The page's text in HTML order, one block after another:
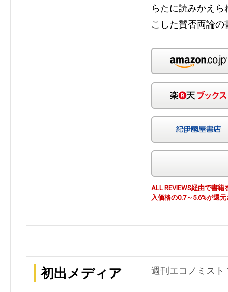
らたに読みかえ
こした賛否両論の
ALL REVIEWS経由で書
入価格の0.7～5.6%が還
初出メディア 週刊エコノミスト